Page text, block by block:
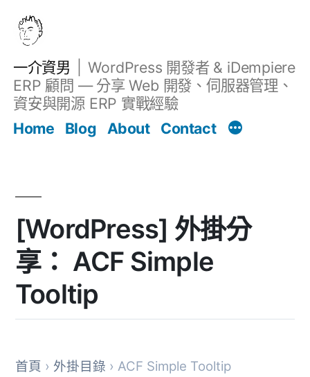
一介資男
WordPress 開發者 & iDempiere
ERP 顧問 — 分享 Web 開發、伺服器管理、
資安與開源 ERP 實戰經驗
Home
Blog About Contact
[WordPress] 外掛分
享： ACF Simple
Tooltip
首頁 › 外掛目錄 › ACF Simple Tooltip
文章